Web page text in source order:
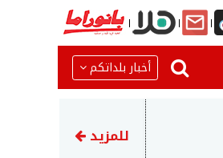
أخبار بلداتكم
رضيع بحالة حرجةبعد تعرضه
للمزيد